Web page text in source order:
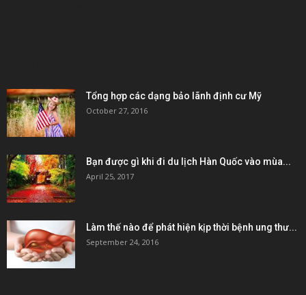
Tổng hợp các dạng bảo lãnh định cư Mỹ
October 27, 2016
Bạn được gì khi đi du lịch Hàn Quốc vào mùa...
April 25, 2017
Làm thế nào để phát hiện kịp thời bệnh ung thư...
September 24, 2016